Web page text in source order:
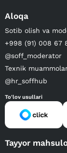
Aloqa
Sotib olish va
+998 (91) 008 67
@soff_moderator
Texnik
@hr_soffhub
To'lov usullari
Tayyor